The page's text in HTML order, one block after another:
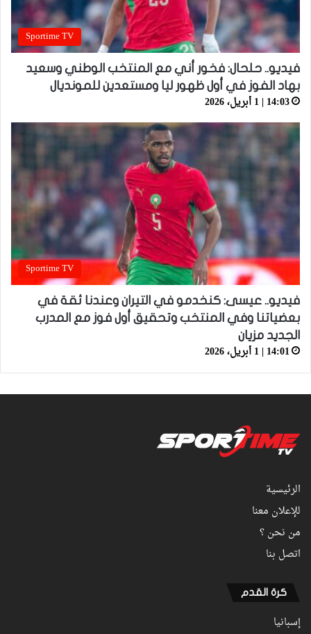
Sportime TV
فيديو.. حلحال: فخور أني مع المنتخب الوطني وسعيد
بهاد الفوز في أول ظهور ليا ومستعدين للمونديال
14:03 | 1 أبريل، 2026
Sportime TV
فيديو.. عيسى: كنخدمو في التيران وعندنا ثقة في
بعضياتنا وفي المنتخب وتحقيق أول فوز مع المدرب
الجديد مزيان
14:01 | 1 أبريل، 2026
الرئيسية
للإعلان معنا
من نحن ؟
اتصل بنا
كرة القدم
إسبانيا